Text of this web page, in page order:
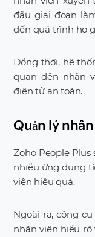
đầu giai đoạn
đến quá trình họ
Đồng thời, hệ
quan đến nhân
điện tử an toàn.
Quản lý
Zoho People
nhiều ứng dụng
viên hiệu quả.
Ngoài ra, công
nhân viên hiểu rõ